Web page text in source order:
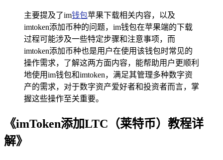
主要提及了im钱包苹果下载相关内容，以及
imtoken添加币种的问题，im钱包在苹果端的下载
过程可能涉及一些特定步骤和注意事项，而
imtoken添加币种也是用户在使用该钱包时常见的
操作需求，了解这两方面内容，能帮助用户更顺利
地使用im钱包和imtoken，满足其管理多种数字资
产的需求，对于数字资产爱好者和投资者而言，掌
握这些操作至关重要。
《imToken添加LTC（莱特币）教程详
解》